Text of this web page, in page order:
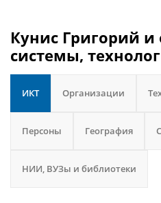
Кунис Григорий и
системы,
ИКТ Организации
Персоны География
НИИ, ВУЗы и библиотеки